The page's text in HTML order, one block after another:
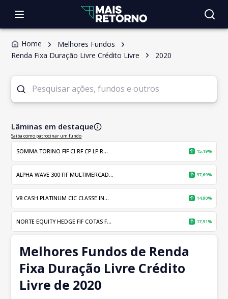
Home
Melhores Fundos
Renda Fixa Duração Livre Crédito Livre
2020
Lâminas em destaque
Saiba como patrocinar um fundo
SOMMA TORINO FIF CI RF CP LP R... 15,19%
ALPHA WAVE 300 FIF MULTIMERCAD... 37,69%
V8 CASH PLATINUM CIC CLASSE IN... 14,90%
NORTE EQUITY HEDGE FIF COTAS F... 17,91%
Melhores Fundos de Renda
Fixa Duração Livre Crédito
Livre de 2020